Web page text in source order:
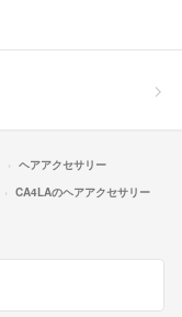
ヘアアクセサリー
CA4LAのヘアアクセサリー